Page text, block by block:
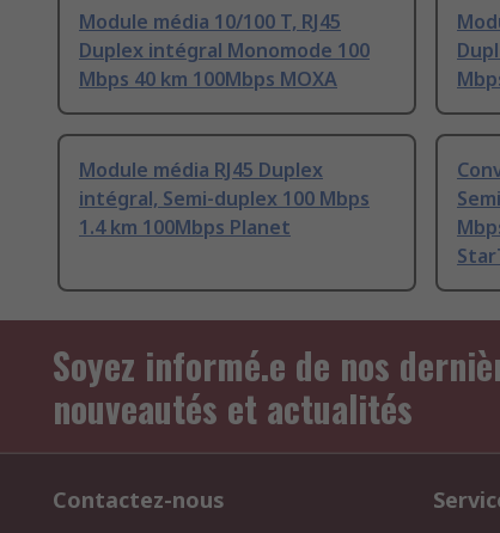
Module média 10/100 T, RJ45
Duplex intégral Monomode 100
Mbps 40 km 100Mbps MOXA
Module média RJ45 Duplex
intégral, Semi-duplex 100 Mbps
1.4 km 100Mbps Planet
Soyez informé.e de nos
nouveautés et actualités
Contactez-nous